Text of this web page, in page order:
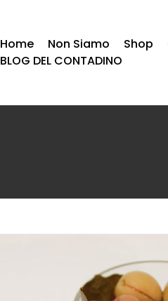
Home Non Siamo Shop
BLOG DEL CONTADINO